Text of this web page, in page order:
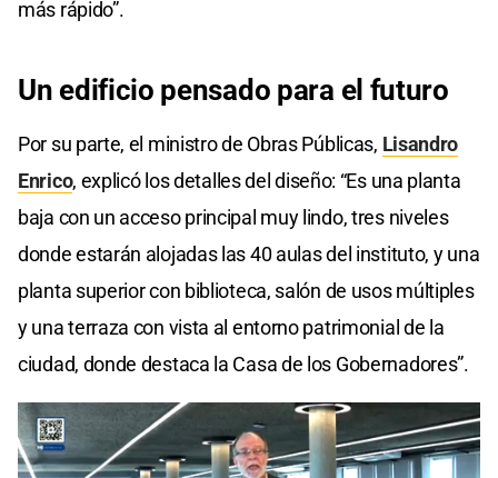
más rápido”.
Un edificio pensado para el futuro
Por su parte, el ministro de Obras Públicas, Lisandro
Enrico, explicó los detalles del diseño: “Es una planta
baja con un acceso principal muy lindo, tres niveles
donde estarán alojadas las 40 aulas del instituto, y una
planta superior con biblioteca, salón de usos múltiples
y una terraza con vista al entorno patrimonial de la
ciudad, donde destaca la Casa de los Gobernadores”.